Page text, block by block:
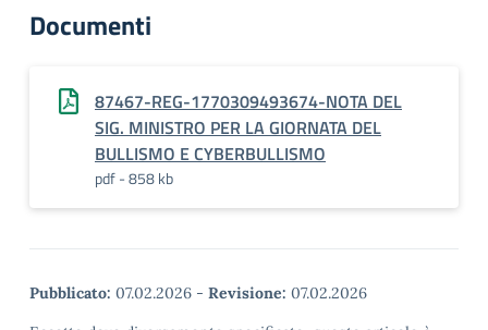
Documenti
87467-REG-1770309493674-NOTA DEL
SIG. MINISTRO PER LA GIORNATA DEL
BULLISMO E CYBERBULLISMO
pdf - 858 kb
Pubblicato: 07.02.2026 - Revisione: 07.02.2026